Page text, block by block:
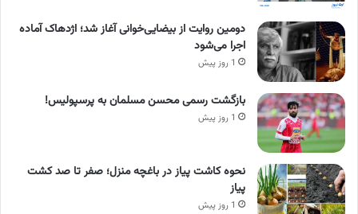
دومین روایت از بیضایی‌خوانی آغاز شد؛ اژدهاک آماده
اجرا می‌شود
1 روز پیش
بازگشت رسمی محسن مسلمان به پرسپولیس!
1 روز پیش
نحوه کاشت پیاز در باغچه منزل؛ صفر تا صد کشت
پیاز
1 روز پیش